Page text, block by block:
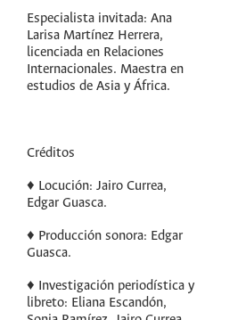
Especialista invitada: Ana
Larisa Martínez Herrera,
licenciada en Relaciones
Internacionales. Maestra en
estudios de Asia y África.
Créditos
♦ Locución: Jairo Currea,
Edgar Guasca.
♦ Producción sonora: Edgar
Guasca.
♦ Investigación periodística y
libreto: Eliana Escandón,